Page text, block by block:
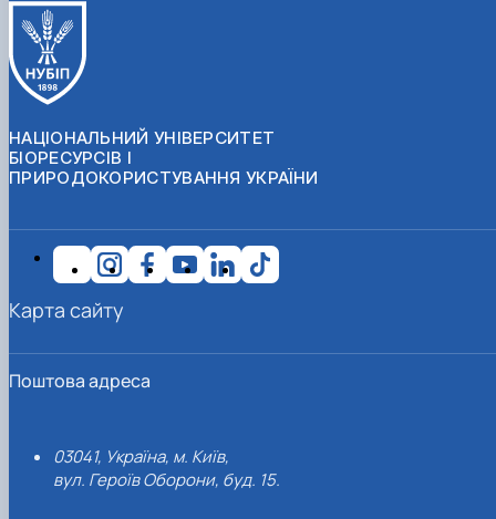
НАЦІОНАЛЬНИЙ УНІВЕРСИТЕТ
БІОРЕСУРСІВ І
ПРИРОДОКОРИСТУВАННЯ УКРАЇНИ
Поштова адреса
03041, Україна, м. Київ,
вул. Героїв Оборони, буд. 15.
Карта сайту